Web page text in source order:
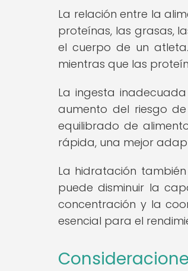
La relación entre la
proteínas, las grasas,
el cuerpo de un
mientras que las
La ingesta
aumento del riesgo
equilibrado de
rápida, una mejor
La hidratación
puede disminuir la
concentración y la
esencial para el